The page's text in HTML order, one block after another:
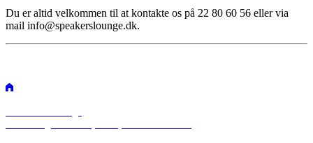
Du er altid velkommen til at kontakte os på 22 80 60 56 eller via
mail info@speakerslounge.dk.